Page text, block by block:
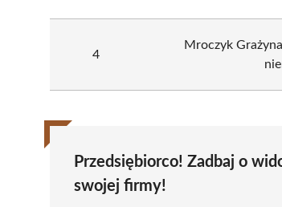
4
Mroczyk
Przedsiębiorco! Zadbaj o
swojej firmy!